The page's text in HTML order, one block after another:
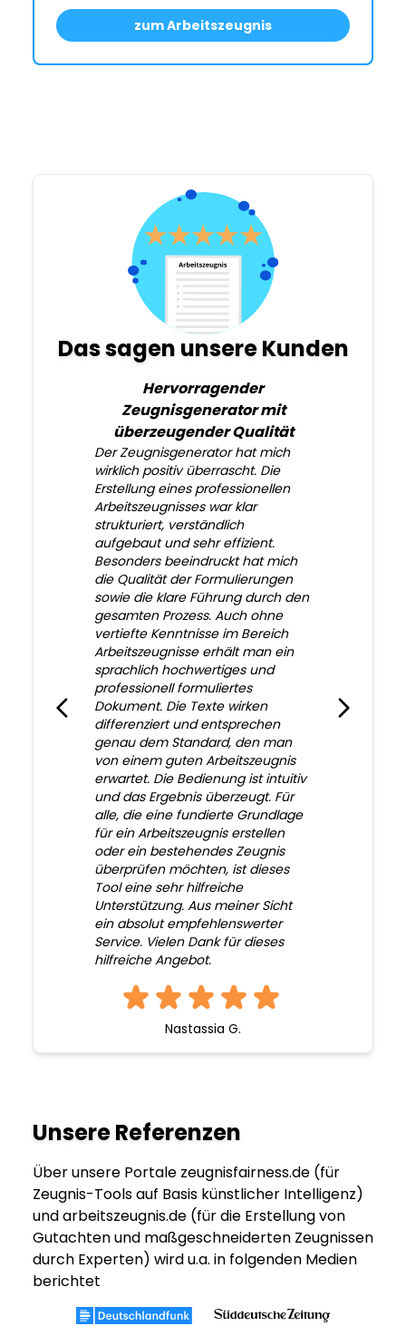
zum Arbeitszeugnis
Das sagen unsere Kunden
Hervorragender
Zeugnisgenerator mit
überzeugender Qualität
Der Zeugnisgenerator hat mich
wirklich positiv überrascht. Die
Erstellung eines professionellen
Arbeitszeugnisses war klar
strukturiert, verständlich
aufgebaut und sehr effizient.
Besonders beeindruckt hat mich
die Qualität der Formulierungen
sowie die klare Führung durch den
gesamten Prozess. Auch ohne
vertiefte Kenntnisse im Bereich
Arbeitszeugnisse erhält man ein
sprachlich hochwertiges und
professionell formuliertes
Dokument. Die Texte wirken
differenziert und entsprechen
genau dem Standard, den man
von einem guten Arbeitszeugnis
erwartet. Die Bedienung ist intuitiv
und das Ergebnis überzeugt. Für
alle, die eine fundierte Grundlage
für ein Arbeitszeugnis erstellen
oder ein bestehendes Zeugnis
überprüfen möchten, ist dieses
Tool eine sehr hilfreiche
Unterstützung. Aus meiner Sicht
ein absolut empfehlenswerter
Service. Vielen Dank für dieses
hilfreiche Angebot.
Nastassia G.
Unsere Referenzen
Über unsere Portale zeugnisfairness.de (für
Zeugnis-Tools auf Basis künstlicher Intelligenz)
und arbeitszeugnis.de (für die Erstellung von
Gutachten und maßgeschneiderten Zeugnissen
durch Experten) wird u.a. in folgenden Medien
berichtet